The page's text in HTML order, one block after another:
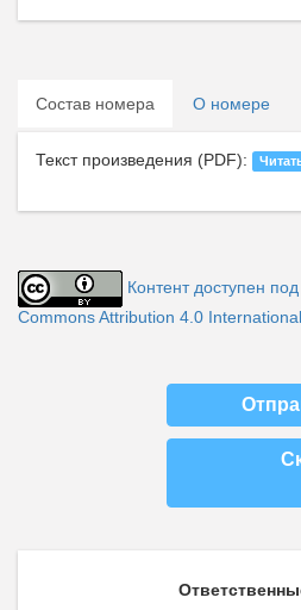
Состав номера О номере
Текст произведения (PDF):
Контент доступен
Commons Attribution 4.0 International